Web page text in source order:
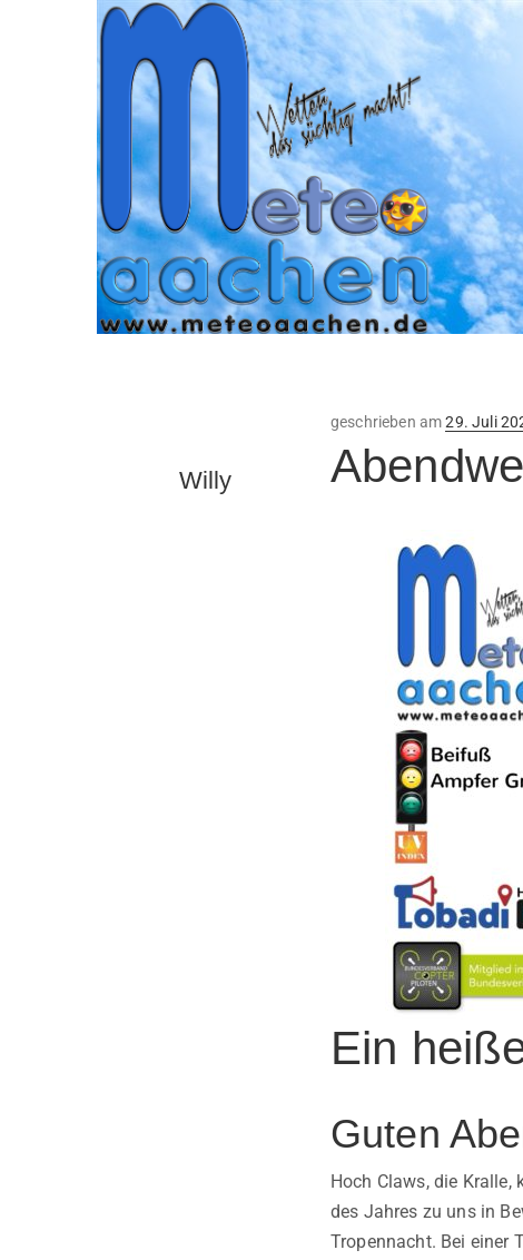
Willy
geschrieben am
am
29. Juli
Ein
Guten
Hoch Claws, die
des Jahres zu uns in
Tropennacht. Bei einer